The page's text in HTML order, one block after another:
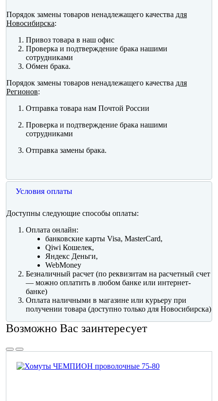
Порядок замены товаров ненадлежащего качества для
Новосибирска:
Привоз товара в наш офис
Проверка и подтверждение брака нашими
сотрудниками
Обмен брака.
Порядок замены товаров ненадлежащего качества для
Регионов:
Отправка товара нам Почтой России
Проверка и подтверждение брака нашими
сотрудниками
Отправка замены брака.
Условия оплаты
Доступны следующие способы оплаты:
Оплата онлайн:
банковские карты Visa, MasterCard,
Qiwi Кошелек,
Яндекс Деньги,
WebMoney
Безналичный расчет (по реквизитам на расчетный счет
— можно оплатить в любом банке или интернет-
банке)
Оплата наличными в магазине или курьеру при
получении товара (доступно только для Новосибирска)
Возможно Вас заинтересует